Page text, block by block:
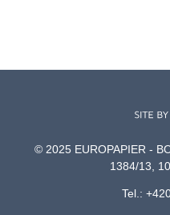
© 2025 EUROPAPIER -
1384/13,
Tel.: